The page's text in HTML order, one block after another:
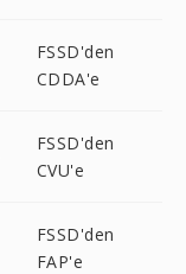
FSSD'den
CDDA'e
FSSD'den
CVU'e
FSSD'den
FAP'e